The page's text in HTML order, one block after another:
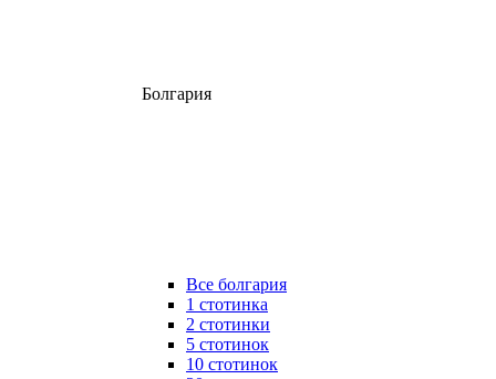
Болгария
Все болгария
1 стотинка
2 стотинки
5 стотинок
10 стотинок